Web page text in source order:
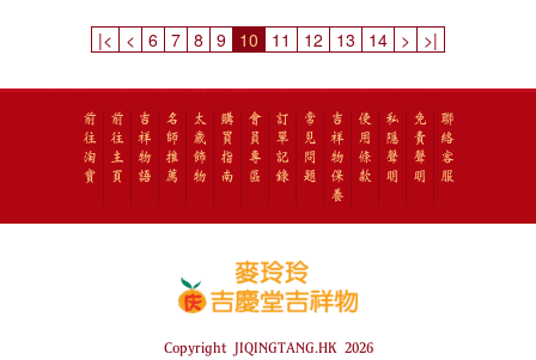
|< < 6 7 8 9 10 11 12 13 14 > >|
前
往
淘
寶
前
往
主
頁
吉
祥
物
語
名
師
推
薦
太
歲
飾
物
購
買
指
南
會
員
專
區
訂
單
記
錄
常
見
問
題
吉
祥
物
保
養
使
用
條
款
私
隱
聲
明
免
責
聲
明
聯
絡
客
服
Copyright JIQINGTANG.HK 2026